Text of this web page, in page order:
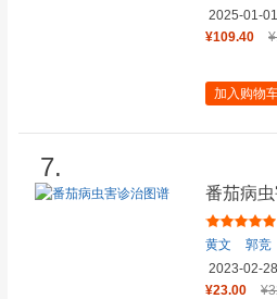
2035
）”
2025-01-01
¥109.40
加入购物
7.
番茄病
黄文
郭竞
2023-02-28
¥23.00